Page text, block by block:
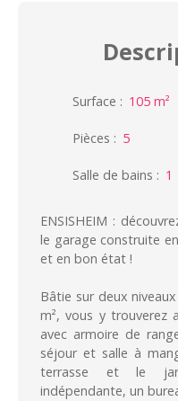
Surface : 105 m²
Pièces : 5
Salle de bains : 1
ENSISHEIM :
le garage construite
et en bon état !
Bâtie sur deux
m², vous y trouverez
avec armoire de
séjour et salle à
terrasse et le
indépendante, un